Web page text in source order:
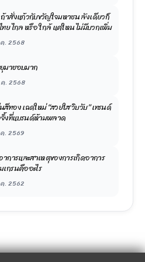
าสั่งแก้วกับขวัญใจมหาชน ลังเดียวก็
ทย ไกล หรือ ใกล้ แค่ใหน ไม่มีบวกเพิ่ม
. 2568
มาชอบมาก
. 2568
สีทอง เฉดใหม่ “สวยใส วิบวับ” เทรนด์
งที่แบรนด์ห้ามพลาด
. 2569
าการและสาเหตุของการเกิดอาการ
กรนคืออะไร
. 2562